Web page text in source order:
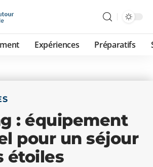
Expériences Préparatifs
: équipement
pour un séjour
étoiles